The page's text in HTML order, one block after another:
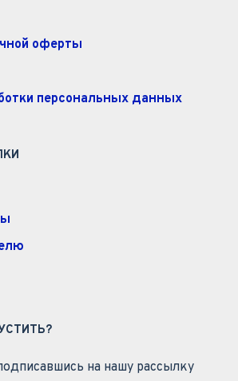
оферты
персональных данных
на нашу рассылку